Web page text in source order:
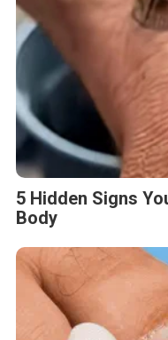
5 Hidden Signs
Body